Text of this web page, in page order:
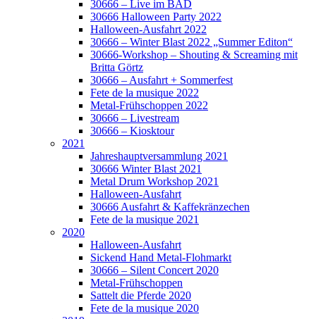
30666 – Live im BAD
30666 Halloween Party 2022
Halloween-Ausfahrt 2022
30666 – Winter Blast 2022 „Summer Editon“
30666-Workshop – Shouting & Screaming mit
Britta Görtz
30666 – Ausfahrt + Sommerfest
Fete de la musique 2022
Metal-Frühschoppen 2022
30666 – Livestream
30666 – Kiosktour
2021
Jahreshauptversammlung 2021
30666 Winter Blast 2021
Metal Drum Workshop 2021
Halloween-Ausfahrt
30666 Ausfahrt & Kaffekränzechen
Fete de la musique 2021
2020
Halloween-Ausfahrt
Sickend Hand Metal-Flohmarkt
30666 – Silent Concert 2020
Metal-Frühschoppen
Sattelt die Pferde 2020
Fete de la musique 2020